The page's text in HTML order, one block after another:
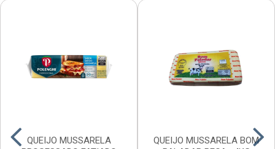
QUEIJO MUSSARELA
QUEIJO MUSSARELA BOM